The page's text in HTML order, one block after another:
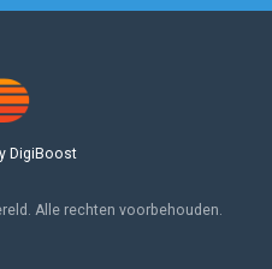
DigiBoost
Alle rechten voorbehouden.